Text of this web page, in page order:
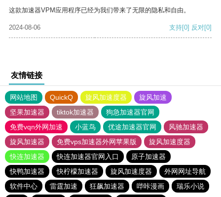
这款加速器VPM应用程序已经为我们带来了无限的隐私和自由。
2024-08-06 支持[0] 反对[0]
友情链接
网站地图 QuickQ 旋风加速度器
旋风加速
坚果加速器
tiktok加速器
狗急加速器官网
免费vqn外网加速
小蓝鸟 优途加速器官网
风驰加速器
旋风加速器
免费vps加速器外网苹果版
旋风加速度器
快连加速器
快连加速器官网入口
原子加速器
快鸭加速器
快柠檬加速器 旋风加速度器
外网网址导航
软件中心
雷霆加速 狂飙加速器 哔咔漫画 瑞乐小说